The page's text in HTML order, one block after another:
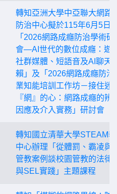
轉知亞洲大學中亞聯大網路
防治中心擬於115年6月5日
「2026網路成癮防治學術研
會—AI世代的數位成癮：遊
社群媒體、短語音及AI聊天
賴」及「2026網路成癮防治
業知能培訓工作坊－接住迷
『網』的心：網路成癮的辨
因應及介入實務」研討會
轉知國立清華大學STEAM
中心辦理「從體罰、霸凌與
管教案例談校園管教的法律
與SEL實踐」主題課程